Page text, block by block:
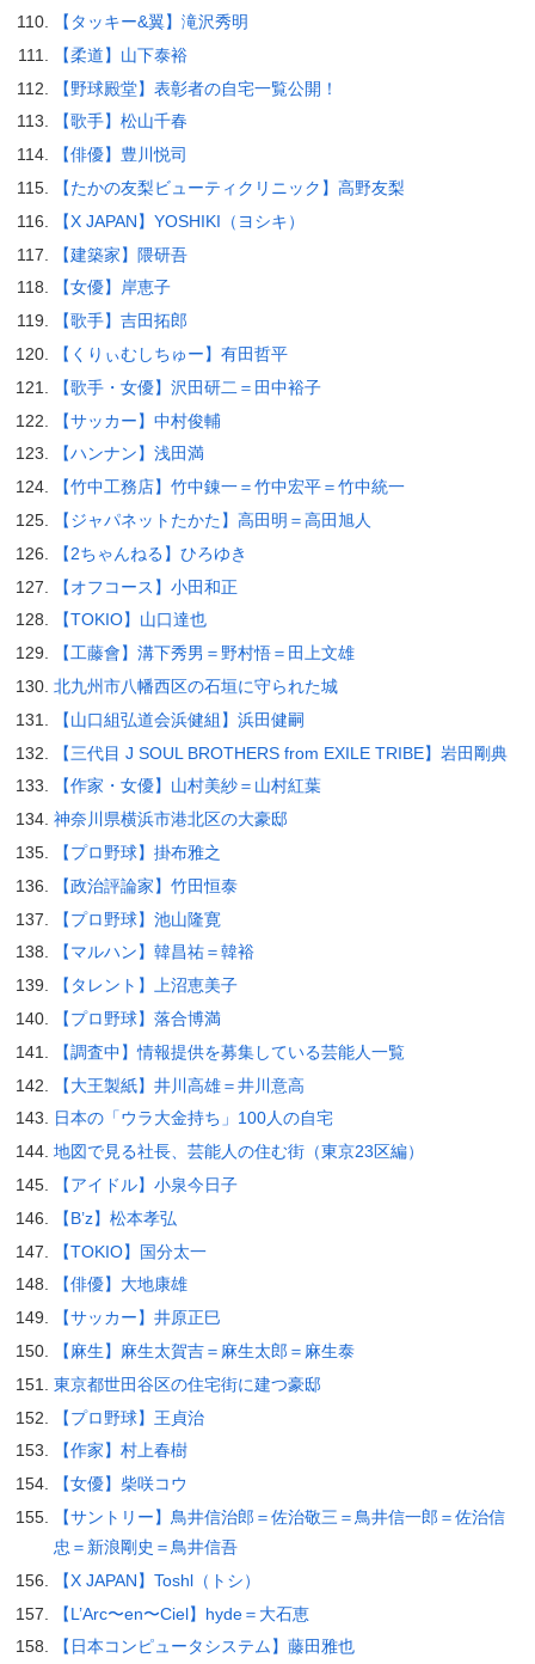
【タッキー&翼】滝沢秀明
【柔道】山下泰裕
【野球殿堂】表彰者の自宅一覧公開！
【歌手】松山千春
【俳優】豊川悦司
【たかの友梨ビューティクリニック】高野友梨
【X JAPAN】YOSHIKI（ヨシキ）
【建築家】隈研吾
【女優】岸恵子
【歌手】吉田拓郎
【くりぃむしちゅー】有田哲平
【歌手・女優】沢田研二＝田中裕子
【サッカー】中村俊輔
【ハンナン】浅田満
【竹中工務店】竹中錬一＝竹中宏平＝竹中統一
【ジャパネットたかた】高田明＝高田旭人
【2ちゃんねる】ひろゆき
【オフコース】小田和正
【TOKIO】山口達也
【工藤會】溝下秀男＝野村悟＝田上文雄
北九州市八幡西区の石垣に守られた城
【山口組弘道会浜健組】浜田健嗣
【三代目 J SOUL BROTHERS from EXILE TRIBE】岩田剛典
【作家・女優】山村美紗＝山村紅葉
神奈川県横浜市港北区の大豪邸
【プロ野球】掛布雅之
【政治評論家】竹田恒泰
【プロ野球】池山隆寛
【マルハン】韓昌祐＝韓裕
【タレント】上沼恵美子
【プロ野球】落合博満
【調査中】情報提供を募集している芸能人一覧
【大王製紙】井川高雄＝井川意高
日本の「ウラ大金持ち」100人の自宅
地図で見る社長、芸能人の住む街（東京23区編）
【アイドル】小泉今日子
【B’z】松本孝弘
【TOKIO】国分太一
【俳優】大地康雄
【サッカー】井原正巳
【麻生】麻生太賀吉＝麻生太郎＝麻生泰
東京都世田谷区の住宅街に建つ豪邸
【プロ野球】王貞治
【作家】村上春樹
【女優】柴咲コウ
【サントリー】鳥井信治郎＝佐治敬三＝鳥井信一郎＝佐治信
忠＝新浪剛史＝鳥井信吾
【X JAPAN】Toshl（トシ）
【L’Arc〜en〜Ciel】hyde＝大石恵
【日本コンピュータシステム】藤田雅也